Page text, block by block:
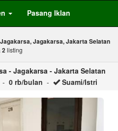
Pasang Iklan
Jagakarsa, Jakarta Selatan
2listing
- Jagakarsa - Jakarta Selatan
0 rb/bulan - Suami/Istri